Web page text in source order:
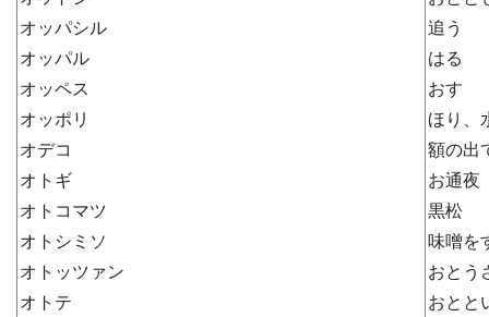
オッパシル
追う
オッパル
はる
オッペス
おす
オッポリ
ほり、
オデコ
額の出
オトギ
お通夜
オトコマツ
黒松
オトシミソ
味噌を
オトッツァン
おとう
オトテ
おとと